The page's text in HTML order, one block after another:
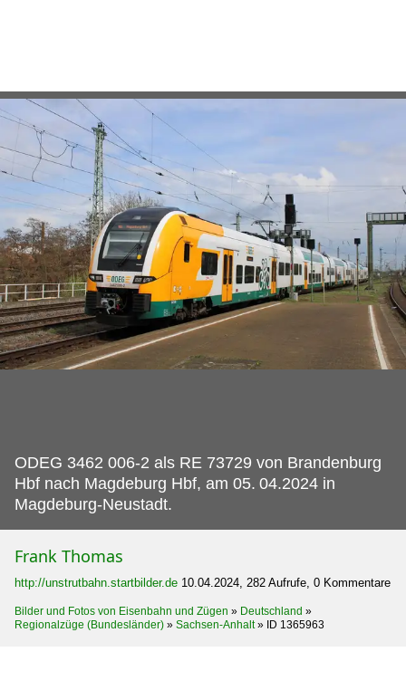
ODEG 3462 006-2 als RE 73729 von Brandenburg
Hbf nach Magdeburg Hbf, am 05. 04.2024 in
Magdeburg-Neustadt.
Frank Thomas
http://unstrutbahn.startbilder.de 10.04.2024, 282 Aufrufe, 0 Kommentare
Bilder und Fotos von Eisenbahn und Zügen » Deutschland »
Regionalzüge (Bundesländer) » Sachsen-Anhalt» ID 1365963